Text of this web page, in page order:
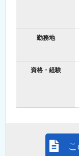
勤務地
資格・経験